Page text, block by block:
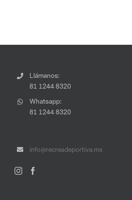
Llámanos:
81 1244 8320
Whatsapp:
81 1244 8320
info@recreadeportiva.mx